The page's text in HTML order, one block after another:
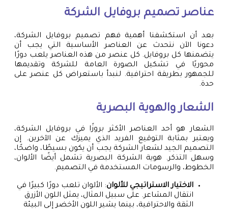
عناصر تصميم بروفايل الشركة
بعد أن استكشفنا أهمية فهم تصميم بروفايل الشركة،
دعونا الآن نتحدث عن العناصر الأساسية التي يجب أن
يتضمنها كل بروفايل. كل عنصر من هذه العناصر يلعب دورًا
محوريًا في تشكيل الصورة العامة للشركة وتقديمها
للجمهور بطريقة احترافية. لنبدأ باستعراض كل عنصر على
حدة.
الشعار والهوية البصرية
الشعار هو أحد العناصر الأكثر بروزًا في بروفايل الشركة،
ويعتبر بمثابة التوقيع الفريد الذي يميزك عن الآخرين. إن
التصميم الجيد لشعار الشركة يجب أن يكون بسيطًا، واضحًا،
وسهل التذكر. هوية الشركة البصرية تشمل أيضًا الألوان،
الخطوط، والرسومات المستخدمة في التصميم.
الاختيار الاستراتيجي للألوان: الألوان تلعب دورًا كبيرًا في
انتقال المشاعر. على سبيل المثال، يمثل اللون الأزرق
الثقة والاحترافية، بينما يشير اللون الأخضر إلى البيئة